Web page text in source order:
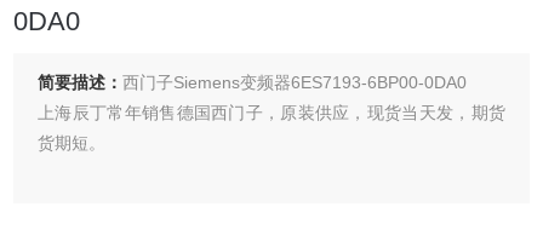
0DA0
简要描述：西门子Siemens变频器6ES7193-6BP00-0DA0
上海辰丁常年销售德国西门子，原装供应，现货当天发，期货
货期短。